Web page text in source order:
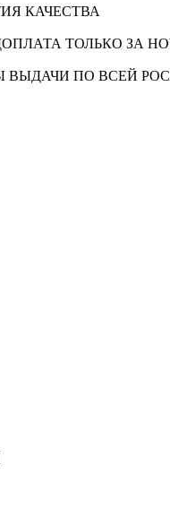
КАЧЕСТВА
ТОЛЬКО ЗА
ВЫДАЧИ ПО ВСЕЙ